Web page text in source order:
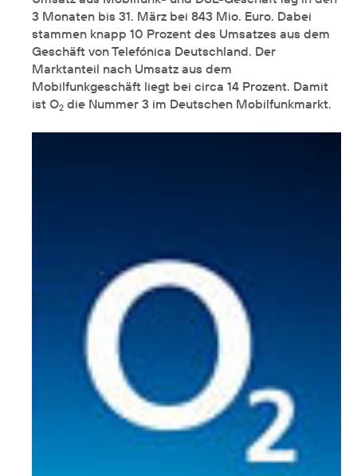
3 Monaten bis 31. März bei 843 Mio. Euro. Dabei
stammen knapp 10 Prozent des Umsatzes aus dem
Geschäft von Telefónica Deutschland. Der
Marktanteil nach Umsatz aus dem
Mobilfunkgeschäft liegt bei circa 14 Prozent. Damit
ist O2 die Nummer 3 im Deutschen Mobilfunkmarkt.